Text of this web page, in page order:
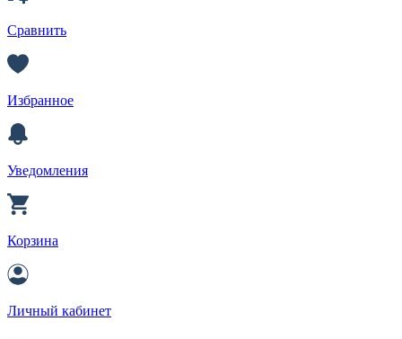
Сравнить
Избранное
Уведомления
Корзина
Личный кабинет